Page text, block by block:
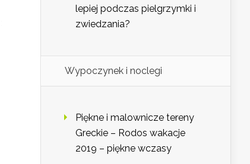
lepiej podczas pielgrzymki i
zwiedzania?
Wypoczynek i noclegi
Piękne i malownicze tereny
Greckie – Rodos wakacje
2019 – piękne wczasy